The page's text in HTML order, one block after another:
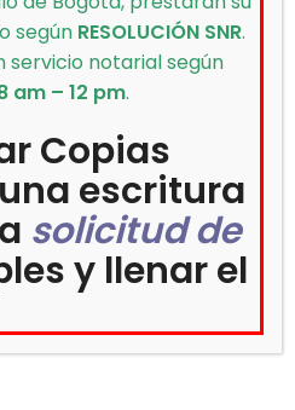
de 1970.
según RESOLUCIÓN SNR.
servicio notarial según
am – 12 pm.
Copias
escritura
solicitud de
y llenar el